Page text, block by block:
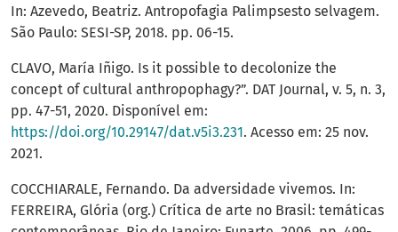
In: Azevedo, Beatriz. Antropofagia Palimpsesto selvagem.
São Paulo: SESI-SP, 2018. pp. 06-15.
CLAVO, María Iñigo. Is it possible to decolonize the
concept of cultural anthropophagy?”. DAT Journal, v. 5, n. 3,
pp. 47-51, 2020. Disponível em:
https://doi.org/10.29147/dat.v5i3.231. Acesso em: 25 nov.
2021.
COCCHIARALE, Fernando. Da adversidade vivemos. In:
FERREIRA, Glória (org.) Crítica de arte no Brasil: temáticas